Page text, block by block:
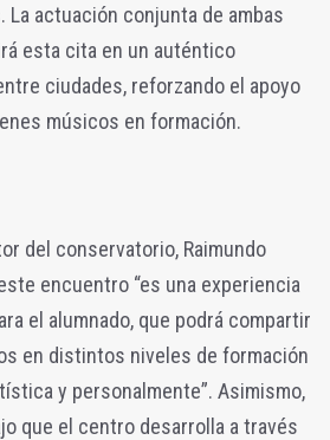
actuación conjunta de ambas
esta cita en un auténtico
ciudades, reforzando el apoyo
músicos en formación.
del conservatorio, Raimundo
encuentro “es una experiencia
el alumnado, que podrá compartir
en distintos niveles de formación
y personalmente”. Asimismo,
que el centro desarrolla a través